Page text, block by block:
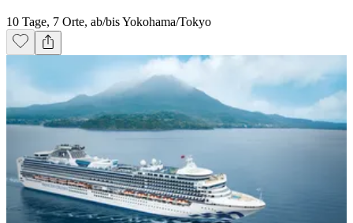
10 Tage, 7 Orte, ab/bis Yokohama/Tokyo